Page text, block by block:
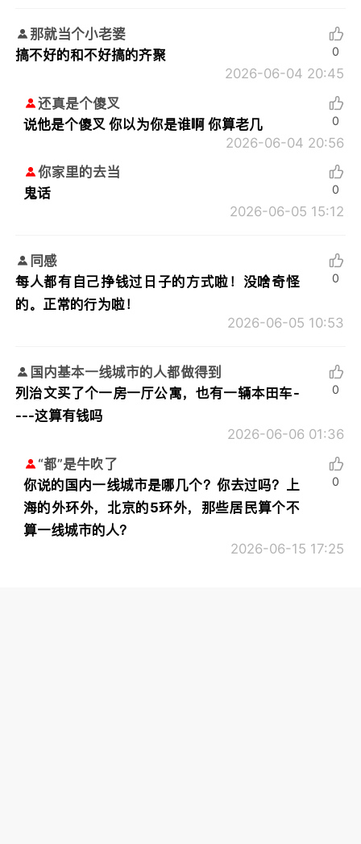
那就当个小老婆
搞不好的和不好搞的齐聚
2026-06-04 20:45
0
还真是个傻叉
说他是个傻叉 你以为你是谁啊 你算老几
2026-06-04 20:56
0
你家里的去当
鬼话
2026-06-05 15:12
0
同感
每人都有自己挣钱过日子的方式啦！没啥奇怪
的。正常的行为啦！
2026-06-05 10:53
0
国内基本一线城市的人都做得到
列治文买了个一房一厅公寓，也有一辆本田车-
---这算有钱吗
2026-06-06 01:36
0
“都”是牛吹了
你说的国内一线城市是哪几个？你去过吗？上
海的外环外，北京的5环外，那些居民算个不
算一线城市的人？
2026-06-15 17:25
0